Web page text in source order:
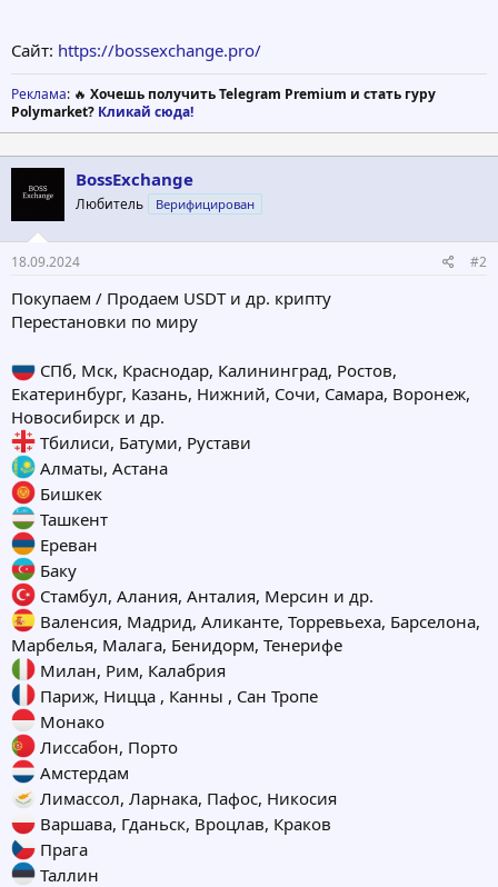
Сайт: https://bossexchange.pro/
Реклама: 🔥 Хочешь получить Telegram Premium и стать гуру
Polymarket? Кликай сюда!
BossExchange
Любитель Верифицирован
18.09.2024 #2
Покупаем / Продаем USDT и др. крипту
Перестановки по миру
СПб, Мск, Краснодар, Калининград, Ростов,
Екатеринбург, Казань, Нижний, Сочи, Самара, Воронеж,
Новосибирск и др.
Тбилиси, Батуми, Рустави
Алматы, Астана
Бишкек
Ташкент
Ереван
Баку
Стамбул, Алания, Анталия, Мерсин и др.
Валенсия, Мадрид, Аликанте, Торревьеха, Барселона,
Марбелья, Малага, Бенидорм, Тенерифе
Милан, Рим, Калабрия
Париж, Ницца , Канны , Сан Тропе
Монако
Лиссабон, Порто
Амстердам
Лимассол, Ларнака, Пафос, Никосия
Варшава, Гданьск, Вроцлав, Краков
Прага
Таллин